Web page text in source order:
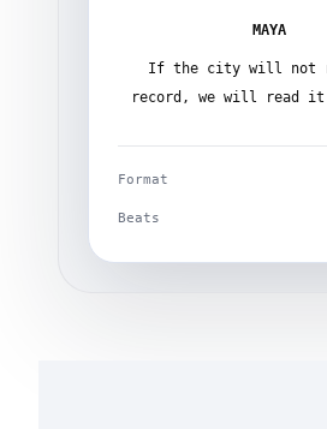
MAYA
If the city will not
record, we will read
Format
Beats